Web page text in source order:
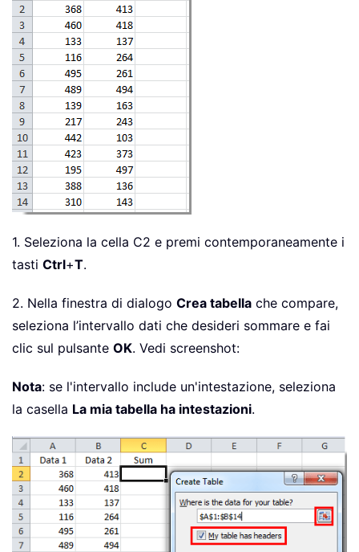
1. Seleziona la cella C2 e premi contemporaneamente i
tasti Ctrl+T.
2. Nella finestra di dialogo Crea tabella che compare,
seleziona l’intervallo dati che desideri sommare e fai
clic sul pulsante OK. Vedi screenshot:
Nota: se l'intervallo include un'intestazione, seleziona
la casella La mia tabella ha intestazioni.